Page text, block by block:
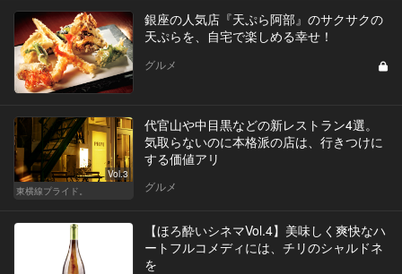
銀座の人気店『天ぷら阿部』のサクサクの
天ぷらを、自宅で楽しめる幸せ！
グルメ
Vol.3
東横線プライド。
代官山や中目黒などの新レストラン4選。
気取らないのに本格派の店は、行きつけに
する価値アリ
グルメ
【ほろ酔いシネマVol.4】美味しく爽快なハ
ートフルコメディには、チリのシャルドネ
を